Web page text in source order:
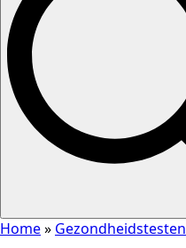
Home» Gezondheidstesten